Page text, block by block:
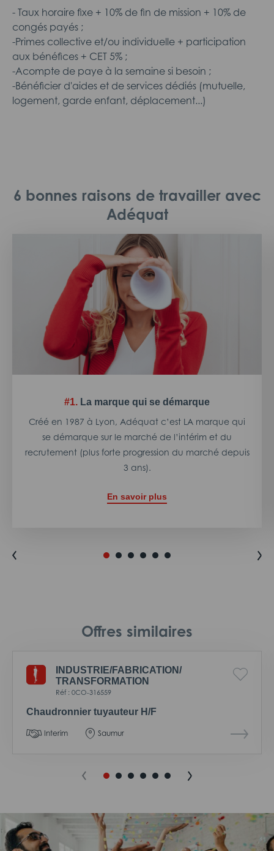
- Taux horaire fixe + 10% de fin de mission + 10% de
congés payés ;
-Primes collective et/ou individuelle + participation
aux bénéfices + CET 5% ;
-Acompte de paye à la semaine si besoin ;
-Bénéficier d'aides et de services dédiés (mutuelle,
logement, garde enfant, déplacement...)
6 bonnes raisons de travailler avec
Adéquat
#1. La marque qui se démarque
Créé en 1987 à Lyon, Adéquat c’est LA marque qui
se démarque sur le marché de l’intérim et du
recrutement (plus forte progression du marché depuis
3 ans).
En savoir plus
Offres similaires
INDUSTRIE/FABRICATION/
TRANSFORMATION
Réf : 0CO-316559
Chaudronnier tuyauteur H/F
Interim Saumur